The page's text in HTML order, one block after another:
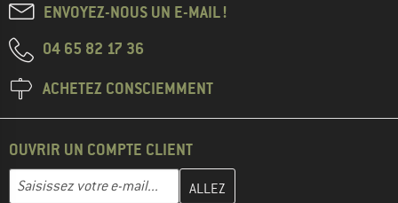
ENVOYEZ-NOUS UN E-MAIL !
04 65 82 17 36
ACHETEZ CONSCIEMMENT
OUVRIR UN COMPTE CLIENT
Adresse e-mail
Entrez votre adresse e-mail ici et créez votre compte client à la